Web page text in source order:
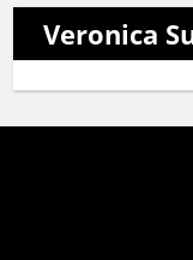
Veronica